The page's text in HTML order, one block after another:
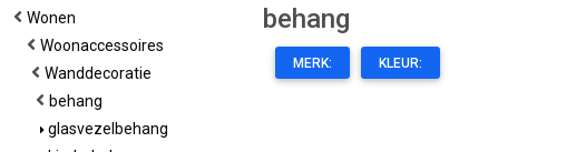
Wonen
Woonaccessoires
Wanddecoratie
behang
glasvezelbehang
behang
MERK: KLEUR: